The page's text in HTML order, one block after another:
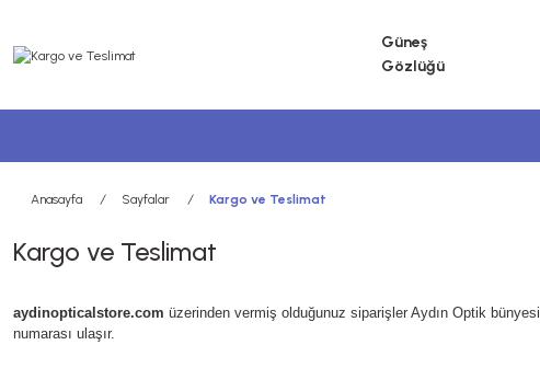
Güneş
Gözlüğü
Anasayfa Sayfalar Kargo ve Teslimat
Kargo ve Teslimat
aydinopticalstore.com üzerinden vermiş olduğunuz siparişler Aydın Optik
numarası ulaşır.